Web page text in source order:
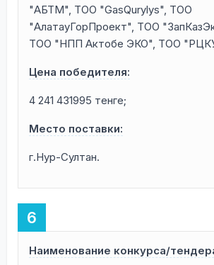
"АБТМ", ТОО "GasQurylуs", ТОО
"АлатауГорПроект", ТОО
ТОО "НПП Актобе ЭКО", ТОО
Цена победителя:
4 241 431995 тенге;
Место поставки:
г.Нур-Султан.
Наименование конкурса/